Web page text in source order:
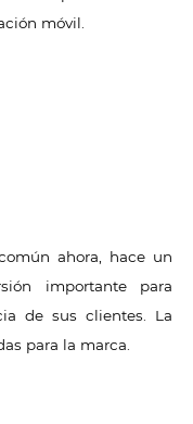
móvil.
ahora, hace un
importante para
de sus clientes. La
para la marca.